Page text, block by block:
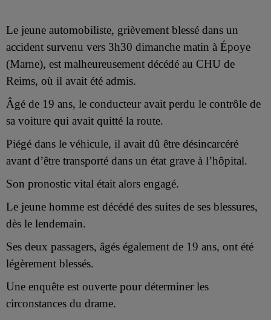
Le jeune automobiliste, grièvement blessé dans un
accident survenu vers 3h30 dimanche matin à Époye
(Marne), est malheureusement décédé au CHU de
Reims, où il avait été admis.
Âgé de 19 ans, le conducteur avait perdu le contrôle de
sa voiture qui avait quitté la route.
Piégé dans le véhicule, il avait dû être désincarcéré
avant d’être transporté dans un état grave à l’hôpital.
Son pronostic vital était alors engagé.
Le jeune homme est décédé des suites de ses blessures,
dès le lendemain.
Ses deux passagers, âgés également de 19 ans, ont été
légèrement blessés.
Une enquête est ouverte pour déterminer les
circonstances du drame.